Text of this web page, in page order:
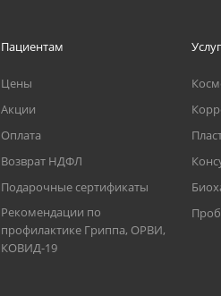
Пациентам
Цены
Акции
Оплата
Возврат НДФЛ
Подарочные сертификаты
Рекомендации по
профилактике Гриппа, ОРВИ,
КОВИД-19